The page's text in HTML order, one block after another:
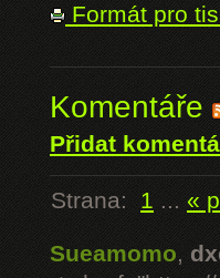
Formát pro
Komentáře
Přidat
Strana: 1 ... «
Sueamomo,